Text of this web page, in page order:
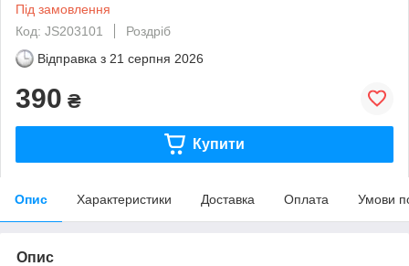
Під замовлення
Код: JS203101
Роздріб
Відправка з 21 серпня 2026
390 ₴
Купити
Опис Характеристики Доставка Оплата Умови
Опис